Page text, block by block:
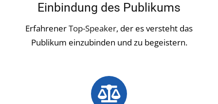
Einbindung des Publikums
ErfahrenerTop-Speaker, der es versteht das
Publikum einzubinden und zu begeistern.